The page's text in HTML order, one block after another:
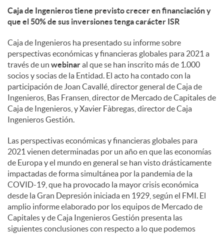
d
o
s
Caja de Ingenieros tiene previsto crecer en financiación y
que el 50% de sus inversiones tenga carácter ISR
Caja de Ingenieros ha presentado su informe sobre
perspectivas económicas y financieras globales para 2021 a
través de un webinaral que se han inscrito más de 1.000
socios y socias de la Entidad. El acto ha contado con la
participación de Joan Cavallé, director general de Caja de
Ingenieros, Bas Fransen, director de Mercado de Capitales de
Caja de Ingenieros, y Xavier Fàbregas, director de Caja
Ingenieros Gestión.
Las perspectivas económicas y financieras globales para
2021 vienen determinadas por un año en que las economías
de Europa y el mundo en general se han visto drásticamente
impactadas de forma simultánea por la pandemia de la
COVID-19, que ha provocado la mayor crisis económica
desde la Gran Depresión iniciada en 1929, según el FMI. El
amplio informe elaborado por los equipos de Mercado de
Capitales y de Caja Ingenieros Gestión presenta las
siguientes conclusiones con respecto a lo que podemos